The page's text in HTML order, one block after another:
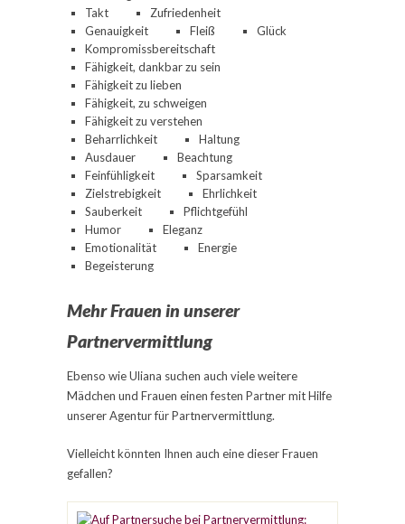
Takt
Zufriedenheit
Genauigkeit
Fleiß
Glück
Kompromissbereitschaft
Fähigkeit, dankbar zu sein
Fähigkeit zu lieben
Fähigkeit, zu schweigen
Fähigkeit zu verstehen
Beharrlichkeit
Haltung
Ausdauer
Beachtung
Feinfühligkeit
Sparsamkeit
Zielstrebigkeit
Ehrlichkeit
Sauberkeit
Pflichtgefühl
Humor
Eleganz
Emotionalität
Energie
Begeisterung
Mehr Frauen in unserer
Partnervermittlung
Ebenso wie Uliana suchen auch viele weitere
Mädchen und Frauen einen festen Partner mit Hilfe
unserer Agentur für Partnervermittlung.
Vielleicht könnten Ihnen auch eine dieser Frauen
gefallen?